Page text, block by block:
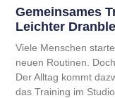
Gemeinsames
Leichter
Viele Menschen
neuen Routinen.
Der Alltag kommt
das Training im